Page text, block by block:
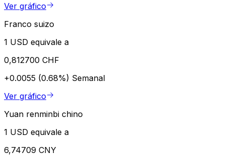
Ver gráfico
Franco suizo
1 USD equivale a
0,812700 CHF
+0.0055 (0.68%) Semanal
Ver gráfico
Yuan renminbi chino
1 USD equivale a
6,74709 CNY